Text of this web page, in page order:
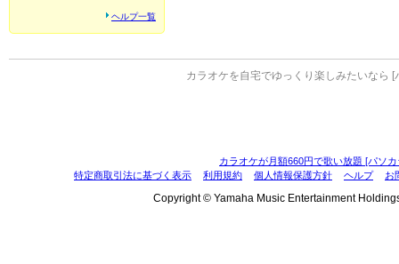
ヘルプ一覧
カラオケを自宅でゆっくり楽しみたいなら [
カラオケが月額660円で歌い放題 [パソ
特定商取引法に基づく表示
利用規約 個人情報保護方針 ヘルプ お
Copyright © Yamaha Music Entertainment